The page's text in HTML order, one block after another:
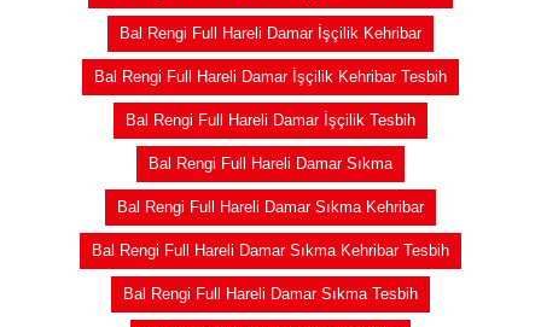
Bal Rengi Full Hareli Damar İşçilik Kehribar
Bal Rengi Full Hareli Damar İşçilik Kehribar Tesbih
Bal Rengi Full Hareli Damar İşçilik Tesbih
Bal Rengi Full Hareli Damar Sıkma
Bal Rengi Full Hareli Damar Sıkma Kehribar
Bal Rengi Full Hareli Damar Sıkma Kehribar Tesbih
Bal Rengi Full Hareli Damar Sıkma Tesbih